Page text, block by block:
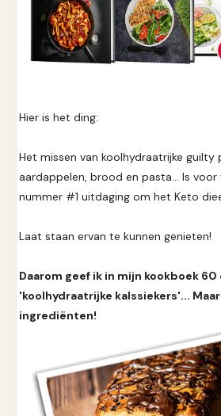
Hier is het ding:
Het missen van koolhydraatrijke guilty
aardappelen, brood en pasta... Is voor
nummer #1 uitdaging om het Keto
Laat staan ervan te kunnen genieten!
Daarom geef ik in mijn kookboek
'koolhydraatrijke kalssiekers'...
ingrediënten!